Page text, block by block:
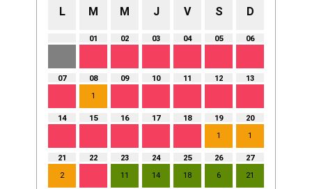
L M M J V S D
01 02 03 04 05 06
07
08
1
09 10 11 12 13
14 15 16 17 18
19
1
20
1
21
2
22
23
11
24
14
25
18
26
6
27
21